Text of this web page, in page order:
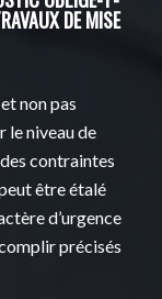
DE MISE
non pas
le niveau de
contraintes
être étalé
d’urgence
précisés